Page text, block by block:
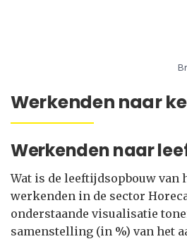
Werkenden naar
Werkenden naar
Wat is de leeftijdsopbouw van
werkenden in de sector
onderstaande visualisatie
samenstelling (in %) van het